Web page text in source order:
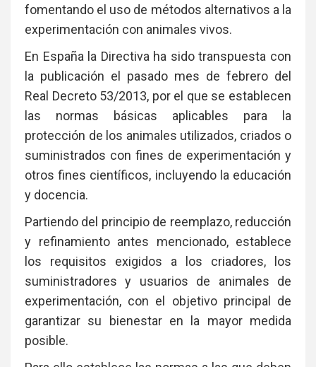
fomentando el uso de métodos alternativos a la
experimentación con animales vivos.
En España la Directiva ha sido transpuesta con
la publicación el pasado mes de febrero del
Real Decreto 53/2013, por el que se establecen
las normas básicas aplicables para la
protección de los animales utilizados, criados o
suministrados con fines de experimentación y
otros fines científicos, incluyendo la educación
y docencia.
Partiendo del principio de reemplazo, reducción
y refinamiento antes mencionado, establece
los requisitos exigidos a los criadores, los
suministradores y usuarios de animales de
experimentación, con el objetivo principal de
garantizar su bienestar en la mayor medida
posible.